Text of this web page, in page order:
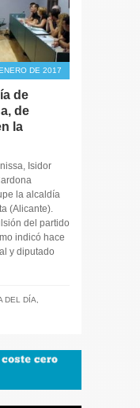
DE 2017
de
de
la
Isidor
la alcaldía
(Alicante).
del partido
indicó hace
y diputado
DEL DÍA,